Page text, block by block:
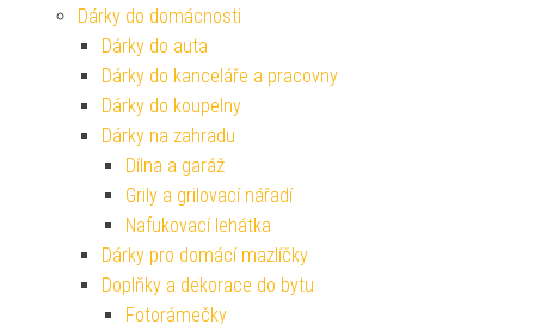
Dárky do domácnosti
Dárky do auta
Dárky do kanceláře a pracovny
Dárky do koupelny
Dárky na zahradu
Dílna a garáž
Grily a grilovací nářadí
Nafukovací lehátka
Dárky pro domácí mazlíčky
Doplňky a dekorace do bytu
Fotorámečky